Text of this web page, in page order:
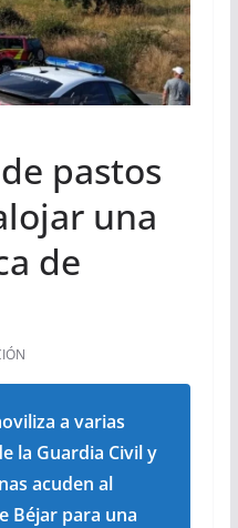
pastos
una
de
a varias
la Guardia Civil y
acuden al
Béjar para una